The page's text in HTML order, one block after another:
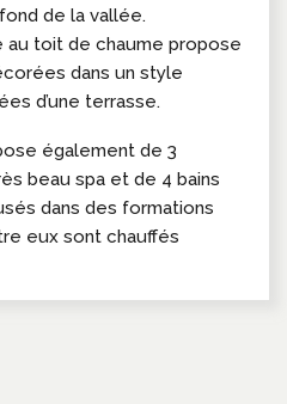
de la vallée.
au toit de chaume propose
dans un style
d’une terrasse.
également de 3
beau spa et de 4 bains
dans des formations
eux sont chauffés